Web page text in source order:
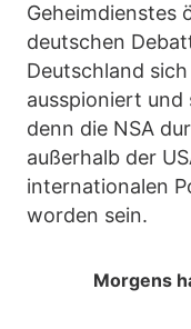
Geheimdienstes
deutschen
Deutschland
ausspioniert
denn die NSA
außerhalb der
internationalen
worden sein.
Morgens